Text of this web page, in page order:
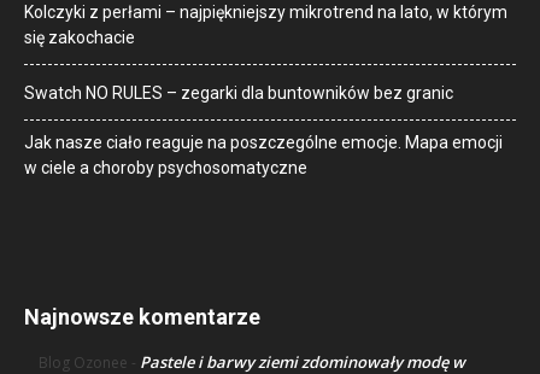
Kolczyki z perłami – najpiękniejszy mikrotrend na lato, w którym
się zakochacie
Swatch NO RULES – zegarki dla buntowników bez granic
Jak nasze ciało reaguje na poszczególne emocje. Mapa emocji
w ciele a choroby psychosomatyczne
Najnowsze komentarze
Blog Ozonee - Pastele i barwy ziemi zdominowały modę w